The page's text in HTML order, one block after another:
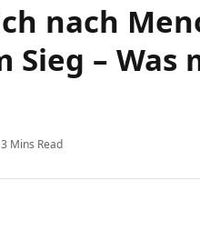
nach
– Was
3 Mins Read